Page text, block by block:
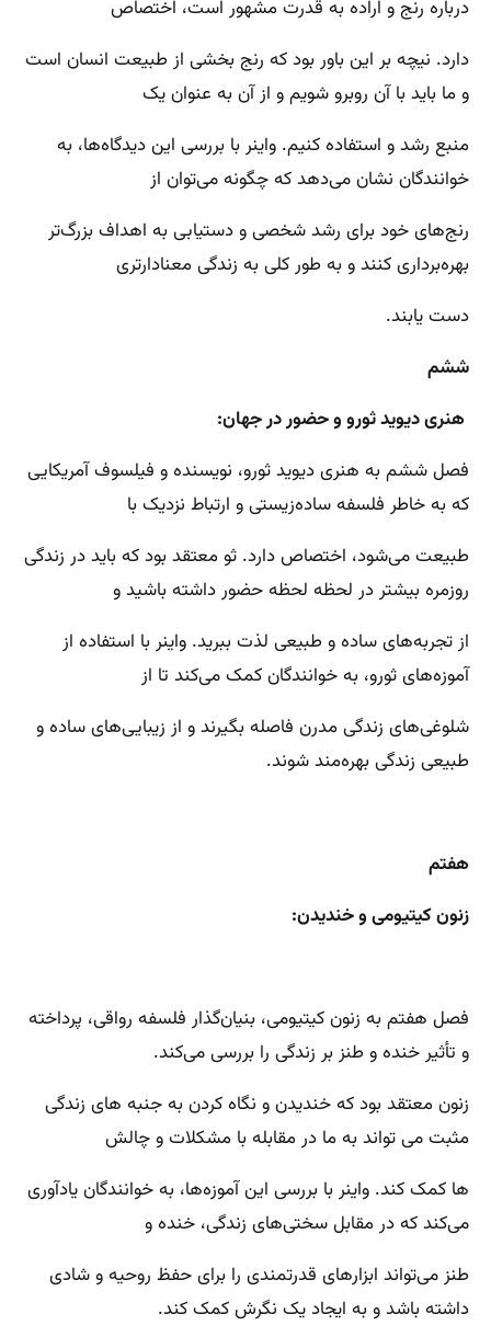
درباره رنج و اراده به قدرت مشهور است، اختصاص
دارد. نیچه بر این باور بود که رنج بخشی از طبیعت انسان است
و ما باید با آن روبرو شویم و از آن به عنوان یک
منبع رشد و استفاده کنیم. واینر با بررسی این دیدگاه‌ها، به
خوانندگان نشان می‌دهد که چگونه می‌توان از
رنج‌های خود برای رشد شخصی و دستیابی به اهداف بزرگ‌تر
بهره‌برداری کنند و به طور کلی به زندگی معنادارتری
دست یابند.
ششم
هنری دیوید ثورو و حضور در جهان:
فصل ششم به هنری دیوید ثورو، نویسنده و فیلسوف آمریکایی
که به خاطر فلسفه ساده‌زیستی و ارتباط نزدیک با
طبیعت می‌شود، اختصاص دارد. ثو معتقد بود که باید در زندگی
روزمره بیشتر در لحظه لحظه حضور داشته باشید و
از تجربه‌های ساده و طبیعی لذت ببرید. واینر با استفاده از
آموزه‌های ثورو، به خوانندگان کمک می‌کند تا از
شلوغی‌های زندگی مدرن فاصله بگیرند و از زیبایی‌های ساده و
طبیعی زندگی بهره‌مند شوند.
هفتم
زنون کیتیومی و خندیدن:
فصل هفتم به زنون کیتیومی، بنیان‌گذار فلسفه رواقی، پرداخته
و تأثیر خنده و طنز بر زندگی را بررسی می‌کند.
زنون معتقد بود که خندیدن و نگاه کردن به جنبه های زندگی
مثبت می تواند به ما در مقابله با مشکلات و چالش
ها کمک کند. واینر با بررسی این آموزه‌ها، به خوانندگان یادآوری
می‌کند که در مقابل سختی‌های زندگی، خنده و
طنز می‌تواند ابزارهای قدرتمندی را برای حفظ روحیه و شادی
داشته باشد و به ایجاد یک نگرش کمک کند.